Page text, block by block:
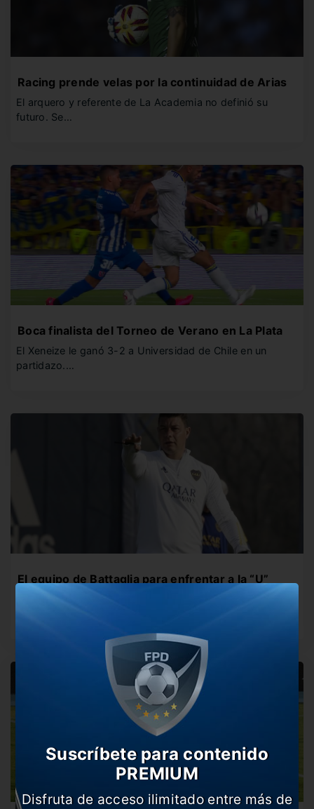
Racing prende velas por la continuidad de Arias
El arquero y referente de La Academia no definió su
futuro. Se…
Boca finalista del Torneo de Verano en La Plata
El Xeneize le ganó 3-2 a Universidad de Chile en un
partidazo.…
El equipo de Battaglia para enfrentar a la “U”
El DT de Boca tiene todo definido para disputar su
Suscríbete para contenido
PREMIUM
Disfruta de acceso ilimitado entre más de